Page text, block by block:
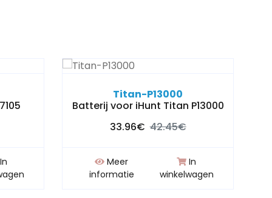
In
Titan-P13000
Batterij voor iHunt Titan P13000
33.96€ 42.45€
Meer
informatie
In
winkelwagen